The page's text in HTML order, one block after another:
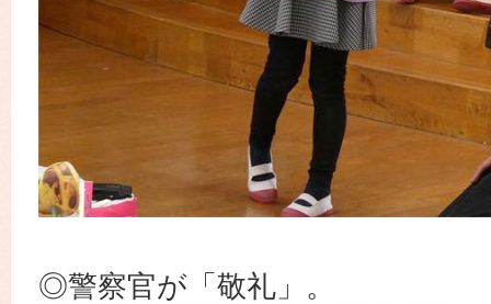
◎警察官が「敬礼」。